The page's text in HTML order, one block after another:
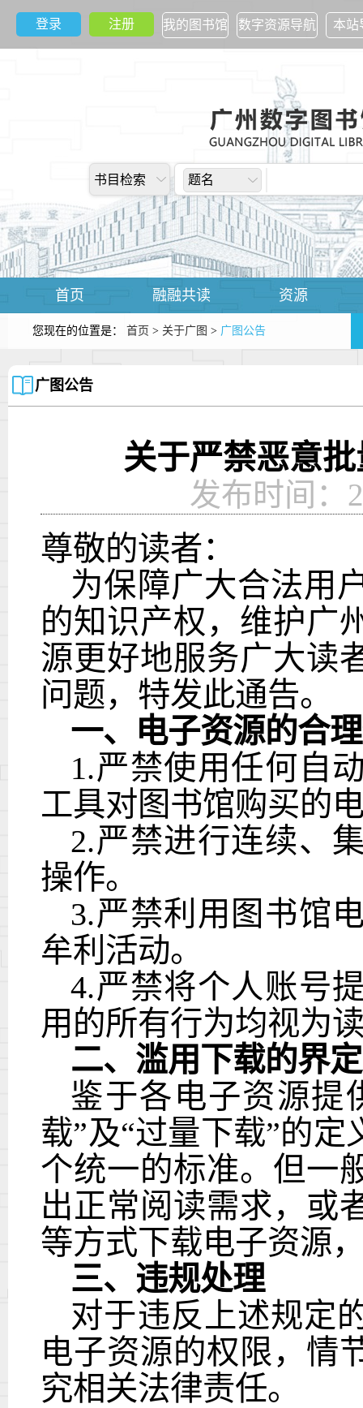
登录 注册 我的图书馆 数字资源导航 本站
书目检索 题名
首页 融融共读 资源
您现在的位置是： 首页 > 关于广图 > 广图公告
广图公告
关于严禁恶意
发布时间：
尊敬的读者：
为保障广大合法用
的知识产权，维护广
源更好地服务广大读
问题，特发此通告。
一、电子资源的合
1.严禁使用任何自
工具对图书馆购买的
2.严禁进行连续、
操作。
3.严禁利用图书馆
牟利活动。
4.严禁将个人账号
用的所有行为均视为
二、滥用下载的界定
鉴于各电子资源提
载”及“过量下载”的
个统一的标准。但一
出正常阅读需求，或
等方式下载电子资源
三、违规处理
对于违反上述规定
电子资源的权限，情
究相关法律责任。